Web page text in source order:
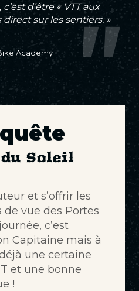
d’être « VTT aux
sur les sentiers. »
Academy
Soleil
et s’offrir les
vue des Portes
c’est
Capitaine mais à
une certaine
et une bonne
!